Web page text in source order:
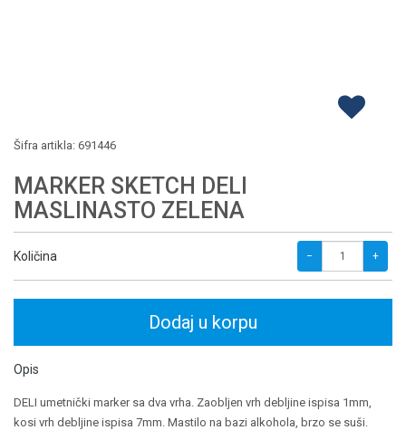
Šifra artikla: 691446
MARKER SKETCH DELI
MASLINASTO ZELENA
Količina − +
Dodaj u korpu
Opis
DELI umetnički marker sa dva vrha. Zaobljen vrh debljine ispisa 1mm,
kosi vrh debljine ispisa 7mm. Mastilo na bazi alkohola, brzo se suši.